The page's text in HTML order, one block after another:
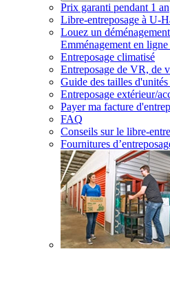
Prix garanti pendant 1 an
Libre-entreposage à U-
Louez un
Emménagement en
Entreposage climatisé
Entreposage de VR, de
Guide des tailles
Entreposage extérieur/
Payer ma facture
FAQ
Conseils sur le libre-
Fournitures